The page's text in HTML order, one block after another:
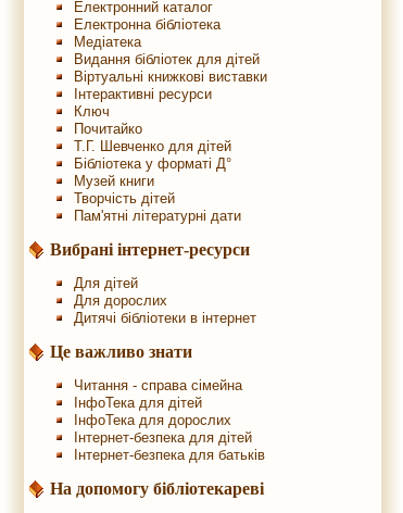
Електронний каталог
Електронна бібліотека
Медіатека
Видання бібліотек для дітей
Віртуальні книжкові виставки
Інтерактивні ресурси
Ключ
Почитайко
Т.Г. Шевченко для дітей
Бібліотека у форматі Д°
Музей книги
Творчість дітей
Пам'ятні літературні дати
Вибрані інтернет-ресурси
Для дітей
Для дорослих
Дитячі бібліотеки в інтернет
Це важливо знати
Читання - справа сімейна
ІнфоТека для дітей
ІнфоТека для дорослих
Інтернет-безпека для дітей
Інтернет-безпека для батьків
На допомогу бібліотекареві